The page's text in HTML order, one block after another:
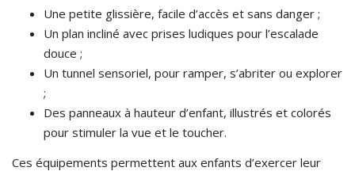
Une petite glissière, facile d’accès et sans danger ;
Un plan incliné avec prises ludiques pour l’escalade
douce ;
Un tunnel sensoriel, pour ramper, s’abriter ou explorer
;
Des panneaux à hauteur d’enfant, illustrés et colorés
pour stimuler la vue et le toucher.
Ces équipements permettent aux enfants d’exercer leur